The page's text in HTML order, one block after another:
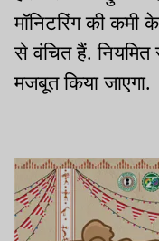
मॉनिटरिंग की कमी
से वंचित हैं. नियमित
मजबूत किया जाएगा.